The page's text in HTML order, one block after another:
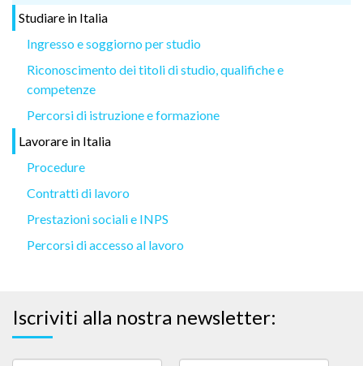
Studiare in Italia
Ingresso e soggiorno per studio
Riconoscimento dei titoli di studio, qualifiche e
competenze
Percorsi di istruzione e formazione
Lavorare in Italia
Procedure
Contratti di lavoro
Prestazioni sociali e INPS
Percorsi di accesso al lavoro
Iscriviti alla nostra newsletter: